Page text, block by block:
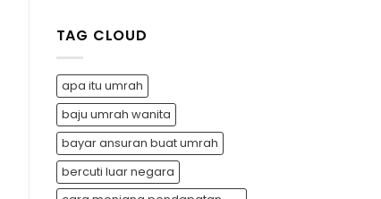
TAG CLOUD
apa itu umrah
baju umrah wanita
bayar ansuran buat umrah
bercuti luar negara